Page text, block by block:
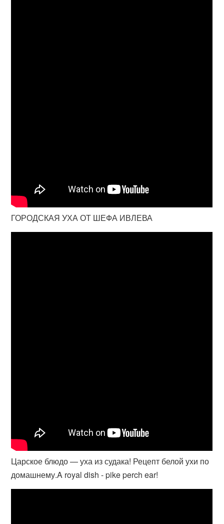
ГОРОДСКАЯ УХА ОТ ШЕФА ИВЛЕВА
Царское блюдо — уха из судака! Рецепт белой ухи по
домашнему.A royal dish - pike perch ear!